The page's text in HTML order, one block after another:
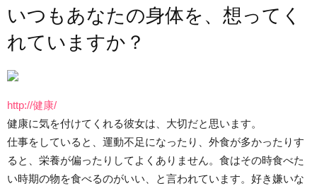
いつもあなたの身体を、想ってく
れていますか？
http://健康/
健康に気を付けてくれる彼女は、大切だと思います。
仕事をしていると、運動不足になったり、外食が多かったりす
ると、栄養が偏ったりしてよくありません。食はその時食べた
い時期の物を食べるのがいい、と言われています。好き嫌いな